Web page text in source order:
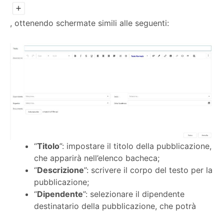
, ottenendo schermate simili alle seguenti:
“Titolo”: impostare il titolo della pubblicazione,
che apparirà nell’elenco bacheca;
“Descrizione”: scrivere il corpo del testo per la
pubblicazione;
“Dipendente”: selezionare il dipendente
destinatario della pubblicazione, che potrà